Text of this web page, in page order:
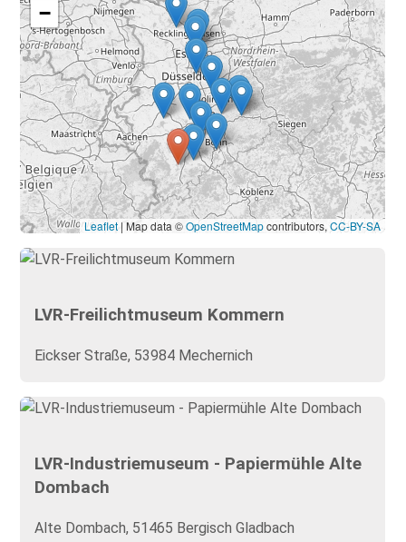
−
Leaflet | Map data ©OpenStreetMapcontributors,CC-BY-SA
LVR-Freilichtmuseum Kommern
Eickser Straße, 53984 Mechernich
LVR-Industriemuseum - Papiermühle Alte
Dombach
Alte Dombach, 51465 Bergisch Gladbach